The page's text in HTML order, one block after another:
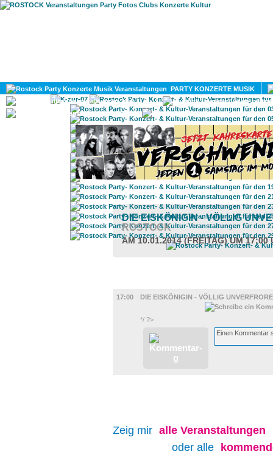
PARTY KONZERTE MUSIK
KULTUR
GAY
DIE EISKÖNIGIN - VÖLLIG
ROSTOCK
AM 10.01.2014 (FREITAG) UM 17:00
17:00
DIE EISKÖNIGIN - VÖLLIG
*/ ?>
Zeig mir alle Veranstaltungen
oder alle